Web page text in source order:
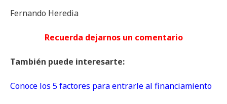
Fernando Heredia
Recuerda dejarnos un comentario
También puede interesarte:
Conoce los 5 factores para entrarle al financiamiento